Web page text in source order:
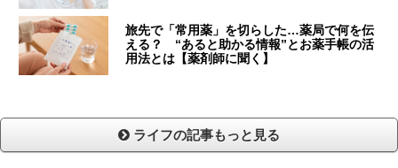
旅先で「常用薬」を切らした…薬局で何を伝
える？ “あると助かる情報”とお薬手帳の活
用法とは【薬剤師に聞く】
ライフの記事もっと見る